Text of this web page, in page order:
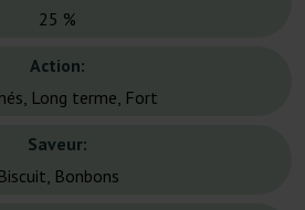
25 %
Action:
Long terme, Fort
Saveur:
Biscuit, Bonbons